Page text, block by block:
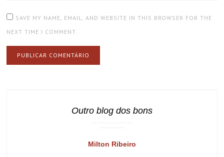
SAVE MY NAME, EMAIL, AND WEBSITE IN THIS BROWSER FOR THE
NEXT TIME I COMMENT.
Outro blog dos bons
Milton Ribeiro